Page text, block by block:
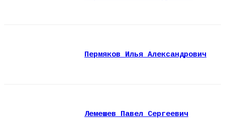
Пермяков Илья Александрович
Лемешев Павел Сергеевич